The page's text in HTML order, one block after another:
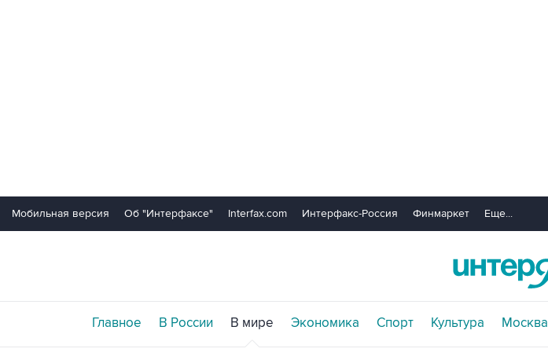
Мобильная версия Об "Интерфаксе" Interfax.com Интерфакс-Россия Финмаркет Еще...
Главное В России В мире Экономика Спорт Культура Москва